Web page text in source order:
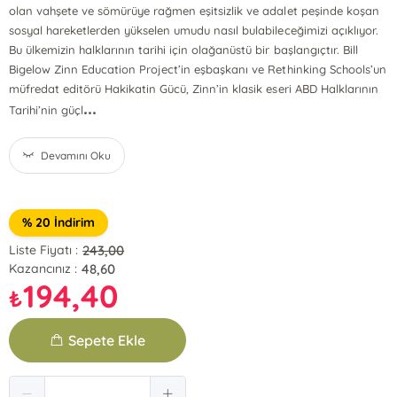
olan vahşete ve sömürüye rağmen eşitsizlik ve adalet peşinde koşan
sosyal hareketlerden yükselen umudu nasıl bulabileceğimizi açıklıyor.
Bu ülkemizin halklarının tarihi için olağanüstü bir başlangıçtır. Bill
Bigelow Zinn Education Project’in eşbaşkanı ve Rethinking Schools’un
müfredat editörü Hakikatin Gücü, Zinn’in klasik eseri ABD Halklarının
Tarihi’nin güçl...
Devamını Oku
% 20 İndirim
Liste Fiyatı : 243,00
Kazancınız : 48,60
₺194,40
Sepete Ekle